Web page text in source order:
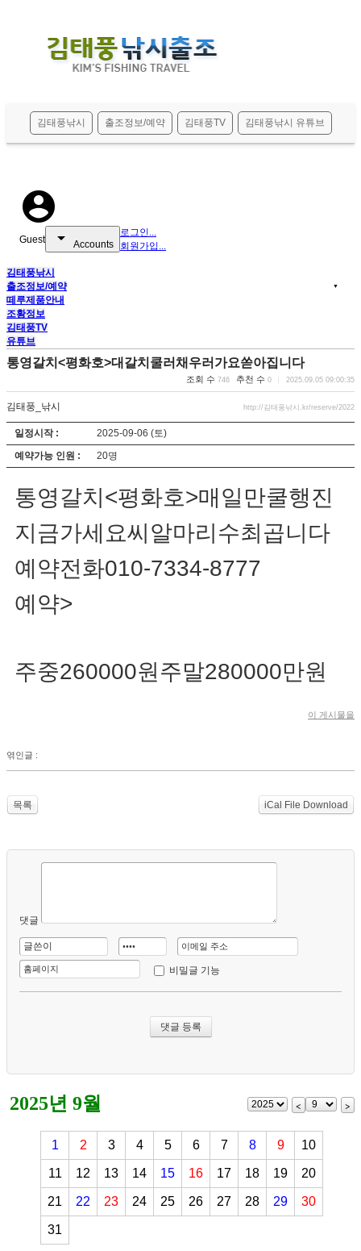
김태풍낚시 출조정보/예약 김태풍TV 김태풍낚시 유튜브
account_circle
Guest arrow_drop_down Accounts
로그인...
회원가입...
김태풍낚시
▼
출조정보/예약
떼루제품안내
조황정보
김태풍TV
유튜브
통영갈치<평화호>대갈치쿨러채우러가요쏟아집니다
조회 수 746 추천 수 0 2025.09.05 09:00:35
김태풍_낚시 http://김태풍낚시.kr/reserve/2022
일정시작 :
2025-09-06 (토)
예약가능 인원 :
20명
통영갈치<평화호>매일만쿨행진
지금가세요씨알마리수최곱니다
예약전화010-7334-8777
예약>
주중260000원주말280000만원
이 게시물을
엮인글 :
iCal File Download
목록
댓글
비밀글 기능
2025년 9월 < >
1 2 3 4 5 6 7 8 9 10
11 12 13 14 15 16 17 18 19 20
21 22 23 24 25 26 27 28 29 30
31